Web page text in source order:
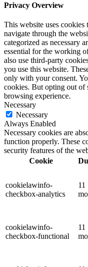
Privacy Overview
This website uses
navigate through the
categorized as necessary
essential for the working
also use third-party
you use this website.
only with your consent.
cookies. But opting out of
browsing experience.
Necessary
Necessary
Always Enabled
Necessary cookies are
function properly. These
security features of the
Cookie
cookielawinfo-
checkbox-analytics
11
cookielawinfo-
checkbox-functional
11